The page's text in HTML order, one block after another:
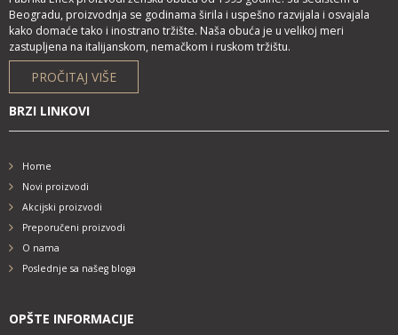
Beogradu, proizvodnja se godinama širila i uspešno razvijala i osvajala
kako domaće tako i inostrano tržište. Naša obuća je u velikoj meri
zastupljena na italijanskom, nemačkom i ruskom tržištu.
PROČITAJ VIŠE
BRZI LINKOVI
Home
Novi proizvodi
Akcijski proizvodi
Preporučeni proizvodi
O nama
Poslednje sa našeg bloga
OPŠTE INFORMACIJE